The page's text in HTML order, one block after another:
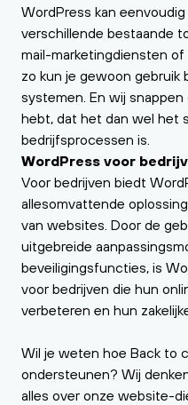
WordPress kan
verschillende bestaande
mail-marketingdiensten
zo kun je gewoon gebruik
systemen. En wij
hebt, dat het dan wel het
bedrijfsprocessen is.
WordPress voor
Voor bedrijven biedt
allesomvattende
van websites. Door de
uitgebreide
beveiligingsfuncties, is
voor bedrijven die hun
verbeteren en hun
Wil je weten hoe Back to
ondersteunen? Wij
alles over onze website-